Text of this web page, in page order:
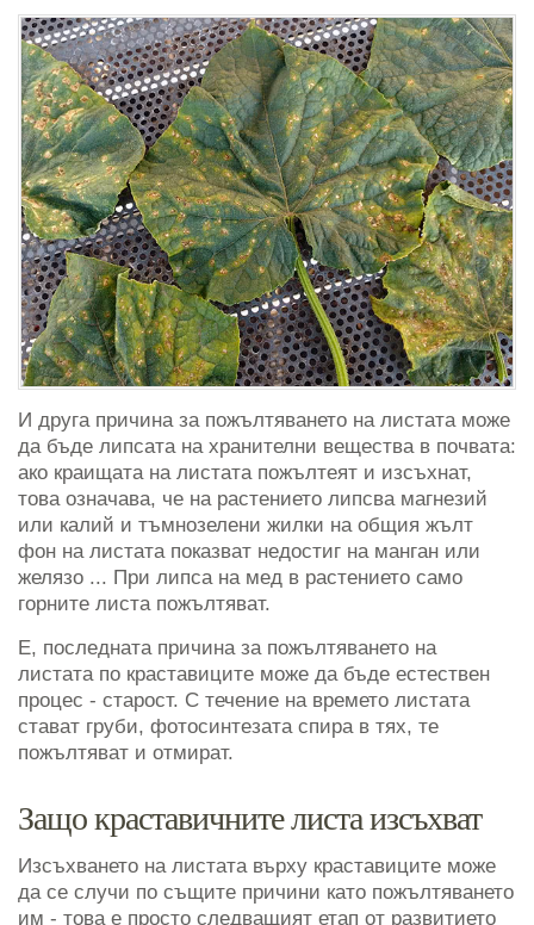
И друга причина за пожълтяването на листата може
да бъде липсата на хранителни вещества в почвата:
ако краищата на листата пожълтеят и изсъхнат,
това означава, че на растението липсва магнезий
или калий и тъмнозелени жилки на общия жълт
фон на листата показват недостиг на манган или
желязо ... При липса на мед в растението само
горните листа пожълтяват.
Е, последната причина за пожълтяването на
листата по краставиците може да бъде естествен
процес - старост. С течение на времето листата
стават груби, фотосинтезата спира в тях, те
пожълтяват и отмират.
Защо краставичните листа изсъхват
Изсъхването на листата върху краставиците може
да се случи по същите причини като пожълтяването
им - това е просто следващият етап от развитието